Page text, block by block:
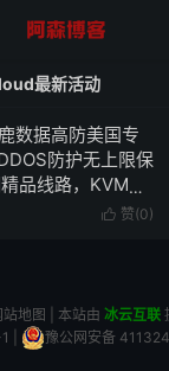
最新活动
数据高防美国专
防护无上限保
品线路，KVM虚
元/月-附简单测
 赞(0)
站地图 | 本站由 冰云互联
豫公网安备